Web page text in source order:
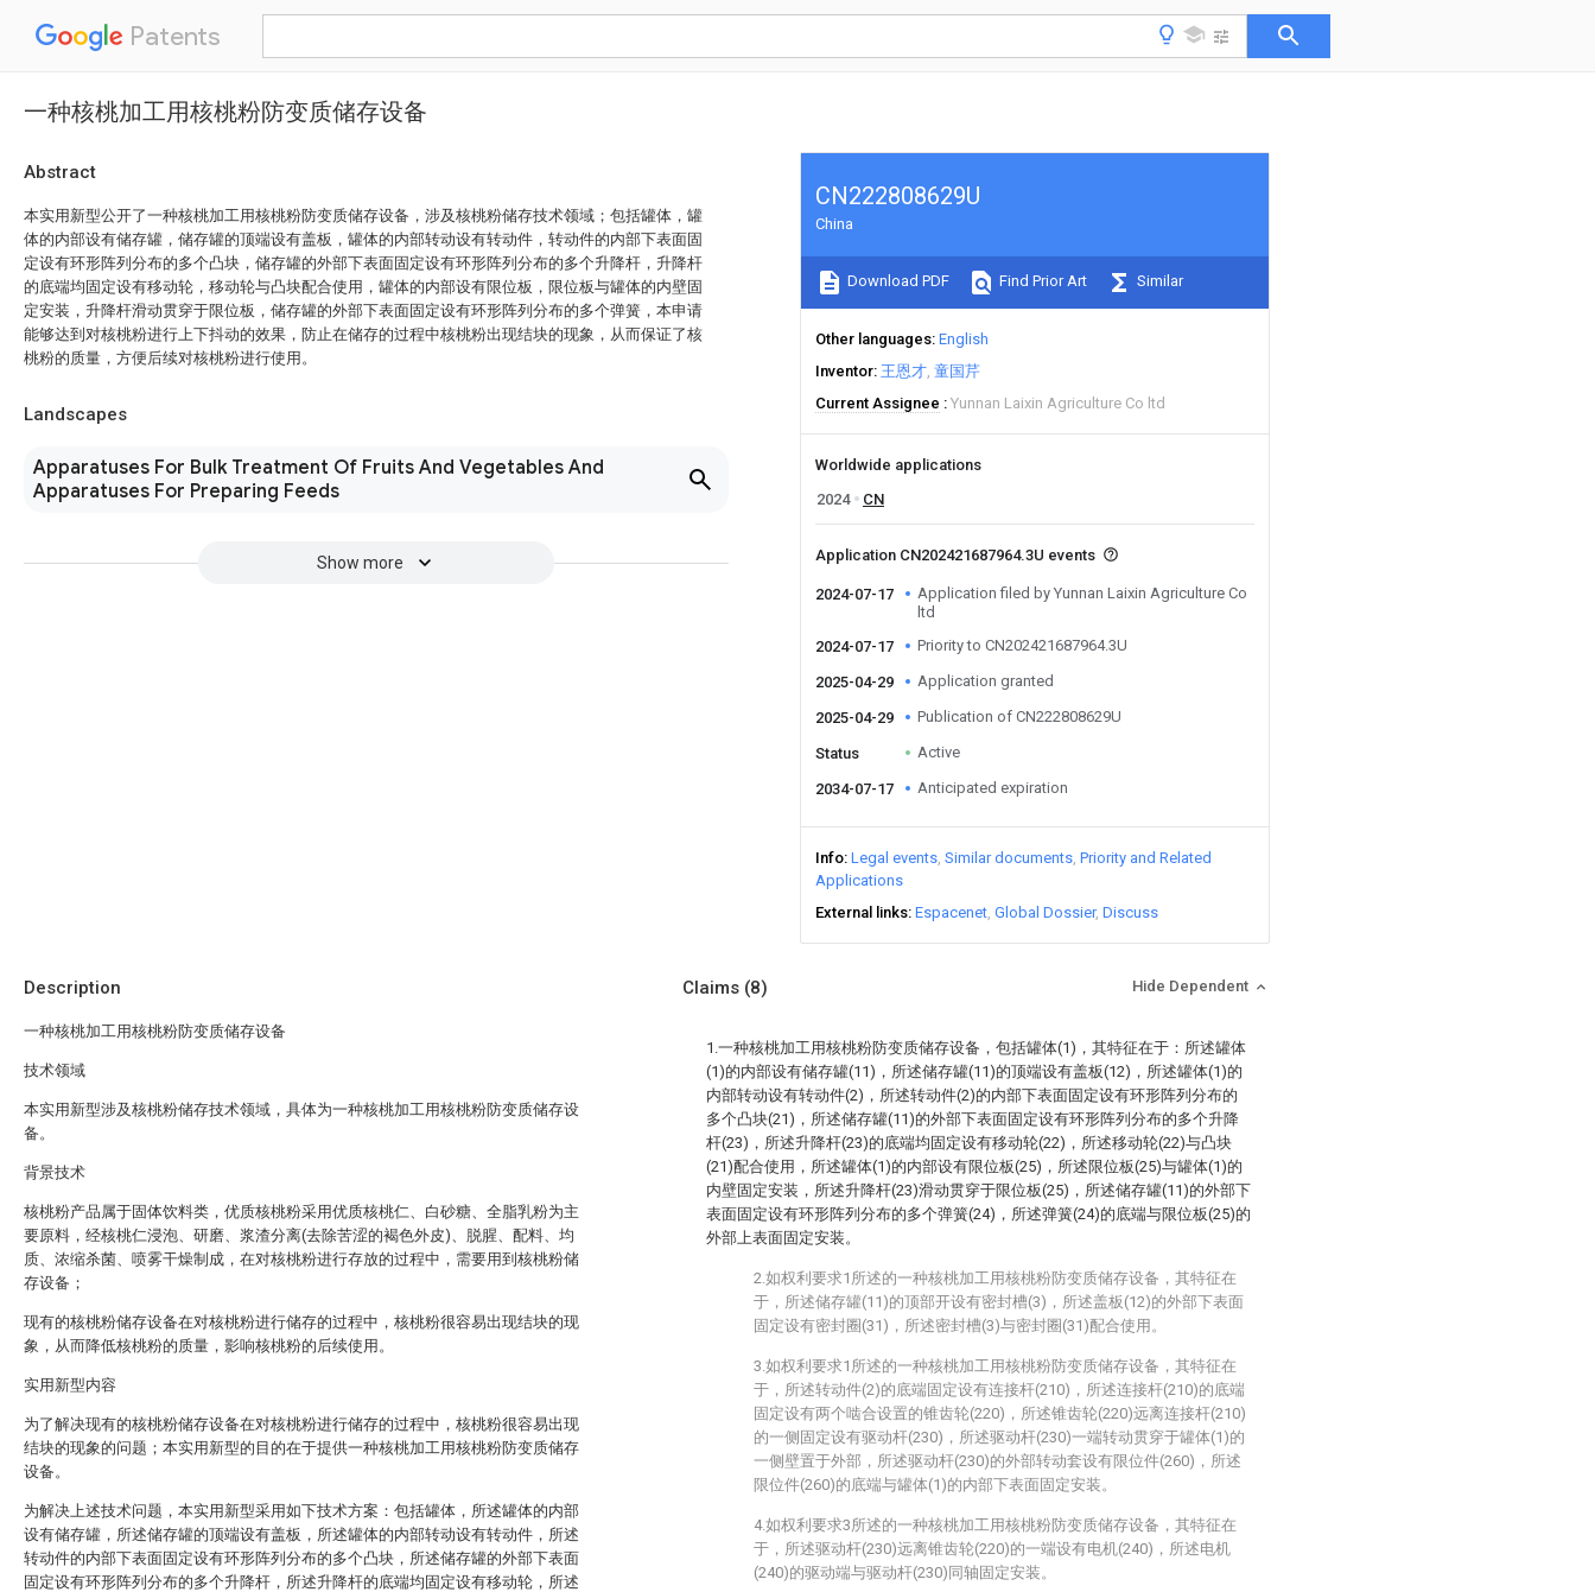
Patents
一种核桃加工用核桃粉防变质储存设备
Abstract
本实用新型公开了一种核桃加工用核桃粉防变质储存设备，涉及核桃粉储存技术领域；包括罐体，罐
体的内部设有储存罐，储存罐的顶端设有盖板，罐体的内部转动设有转动件，转动件的内部下表面固
定设有环形阵列分布的多个凸块，储存罐的外部下表面固定设有环形阵列分布的多个升降杆，升降杆
的底端均固定设有移动轮，移动轮与凸块配合使用，罐体的内部设有限位板，限位板与罐体的内壁固
定安装，升降杆滑动贯穿于限位板，储存罐的外部下表面固定设有环形阵列分布的多个弹簧，本申请
能够达到对核桃粉进行上下抖动的效果，防止在储存的过程中核桃粉出现结块的现象，从而保证了核
桃粉的质量，方便后续对核桃粉进行使用。
Landscapes
Apparatuses For Bulk Treatment Of Fruits And Vegetables And
Apparatuses For Preparing Feeds
Show more
CN222808629U
China
Download PDF Find Prior Art Similar
Other languages English
Inventor 王恩才 童国芹
Current Assignee
Yunnan Laixin Agriculture Co ltd
Worldwide applications
2024
CN
Application CN202421687964.3U events
2024-07-17
Application filed by Yunnan Laixin Agriculture Co
ltd
2024-07-17
Priority to CN202421687964.3U
2025-04-29 Application granted
2025-04-29 Publication of CN222808629U
Status Active
2034-07-17 Anticipated expiration
Info Legal events Similar documents Priority and Related
Applications
External links Espacenet Global Dossier Discuss
Description
一种核桃加工用核桃粉防变质储存设备
技术领域
本实用新型涉及核桃粉储存技术领域，具体为一种核桃加工用核桃粉防变质储存设
备。
背景技术
核桃粉产品属于固体饮料类，优质核桃粉采用优质核桃仁、白砂糖、全脂乳粉为主
要原料，经核桃仁浸泡、研磨、浆渣分离(去除苦涩的褐色外皮)、脱腥、配料、均
质、浓缩杀菌、喷雾干燥制成，在对核桃粉进行存放的过程中，需要用到核桃粉储
存设备；
现有的核桃粉储存设备在对核桃粉进行储存的过程中，核桃粉很容易出现结块的现
象，从而降低核桃粉的质量，影响核桃粉的后续使用。
实用新型内容
为了解决现有的核桃粉储存设备在对核桃粉进行储存的过程中，核桃粉很容易出现
结块的现象的问题；本实用新型的目的在于提供一种核桃加工用核桃粉防变质储存
设备。
为解决上述技术问题，本实用新型采用如下技术方案：包括罐体，所述罐体的内部
设有储存罐，所述储存罐的顶端设有盖板，所述罐体的内部转动设有转动件，所述
转动件的内部下表面固定设有环形阵列分布的多个凸块，所述储存罐的外部下表面
固定设有环形阵列分布的多个升降杆，所述升降杆的底端均固定设有移动轮，所述
Claims (8) Hide Dependent
1.一种核桃加工用核桃粉防变质储存设备，包括罐体(1)，其特征在于：所述罐体
(1)的内部设有储存罐(11)，所述储存罐(11)的顶端设有盖板(12)，所述罐体(1)的
内部转动设有转动件(2)，所述转动件(2)的内部下表面固定设有环形阵列分布的
多个凸块(21)，所述储存罐(11)的外部下表面固定设有环形阵列分布的多个升降
杆(23)，所述升降杆(23)的底端均固定设有移动轮(22)，所述移动轮(22)与凸块
(21)配合使用，所述罐体(1)的内部设有限位板(25)，所述限位板(25)与罐体(1)的
内壁固定安装，所述升降杆(23)滑动贯穿于限位板(25)，所述储存罐(11)的外部下
表面固定设有环形阵列分布的多个弹簧(24)，所述弹簧(24)的底端与限位板(25)的
外部上表面固定安装。
2.如权利要求1所述的一种核桃加工用核桃粉防变质储存设备，其特征在
于，所述储存罐(11)的顶部开设有密封槽(3)，所述盖板(12)的外部下表面
固定设有密封圈(31)，所述密封槽(3)与密封圈(31)配合使用。
3.如权利要求1所述的一种核桃加工用核桃粉防变质储存设备，其特征在
于，所述转动件(2)的底端固定设有连接杆(210)，所述连接杆(210)的底端
固定设有两个啮合设置的锥齿轮(220)，所述锥齿轮(220)远离连接杆(210)
的一侧固定设有驱动杆(230)，所述驱动杆(230)一端转动贯穿于罐体(1)的
一侧壁置于外部，所述驱动杆(230)的外部转动套设有限位件(260)，所述
限位件(260)的底端与罐体(1)的内部下表面固定安装。
4.如权利要求3所述的一种核桃加工用核桃粉防变质储存设备，其特征在
于，所述驱动杆(230)远离锥齿轮(220)的一端设有电机(240)，所述电机
(240)的驱动端与驱动杆(230)同轴固定安装。